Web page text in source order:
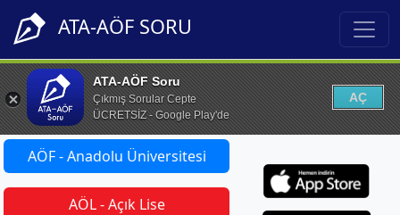
ATA-AÖF SORU
ATA-AÖF Soru
Çıkmış Sorular Cepte
ÜCRETSİZ - Google Play'de
AÇ
AÖF - Anadolu Üniversitesi
AÖL - Açık Lise